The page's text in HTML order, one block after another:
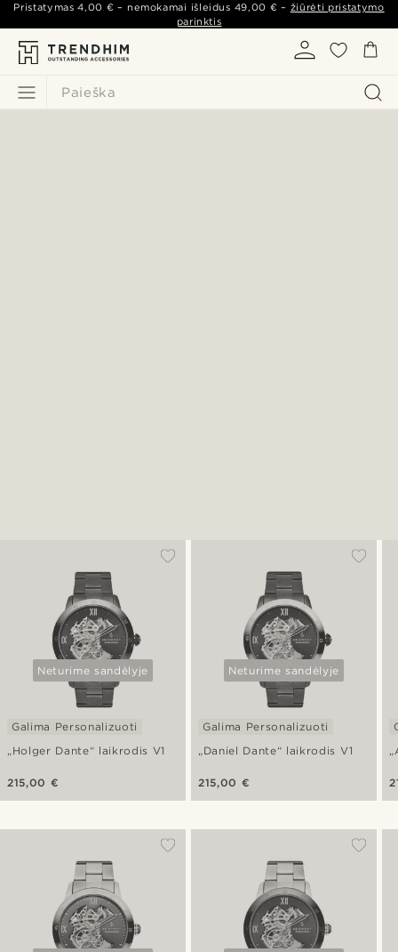
Paieška
Pristatymas4,00 € – nemokamai išleidus 49,00 € – žiūrėti pristatymo
parinktis
Neturime sandėlyje
„Holger Dante“ laikrodis V1
Galima Personalizuoti
215,00 €
Neturime sandėlyje
„Daniel Dante“ laikrodis V1
Galima Personalizuoti
215,00 €